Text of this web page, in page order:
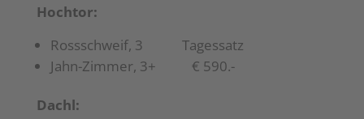
Hochtor:
Rossschweif, 3 Tagessatz
Jahn-Zimmer, 3+ € 590.-
Dachl: